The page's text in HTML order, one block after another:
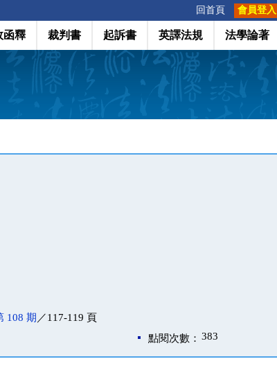
回首頁 會員登入
函釋 裁判書 起訴書 英譯法規 法學論著
108 期 ／117-119 頁
點閱次數： 383